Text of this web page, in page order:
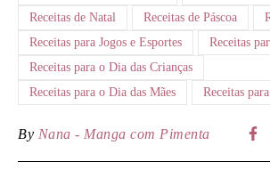
Receitas de Natal
Receitas de Páscoa
Receitas para Jogos e Esportes
Receitas
Receitas para o Dia das Crianças
Receitas para o Dia das Mães
Receitas
By Nana - Manga com Pimenta